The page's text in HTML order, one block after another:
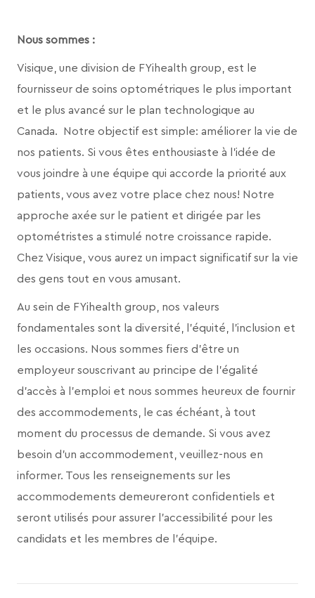
Nous sommes :
Visique, une division de FYihealth group,
est le
fournisseur de soins optométriques le plus important
et le plus avancé sur le plan technologique au
Canada. Notre objectif est simple: améliorer la vie de
nos patients. Si vous êtes enthousiaste à l’idée de
vous joindre à une équipe qui accorde la priorité aux
patients, vous avez votre place chez nous! Notre
approche axée sur le patient et dirigée par les
optométristes a stimulé notre croissance rapide.
Chez Visique, vous aurez un impact significatif sur la vie
des gens tout en vous amusant.
Au sein de FYihealth group, nos valeurs
fondamentales sont la diversité, l’équité, l’inclusion et
les occasions. Nous sommes fiers d’être un
employeur souscrivant au principe de l’égalité
d’accès à l’emploi et nous sommes heureux de fournir
des accommodements, le cas échéant, à tout
moment du processus de demande. Si vous avez
besoin d’un accommodement, veuillez-nous en
informer. Tous les renseignements sur les
accommodements demeureront confidentiels et
seront utilisés pour assurer l’accessibilité pour les
candidats et les membres de l’équipe.